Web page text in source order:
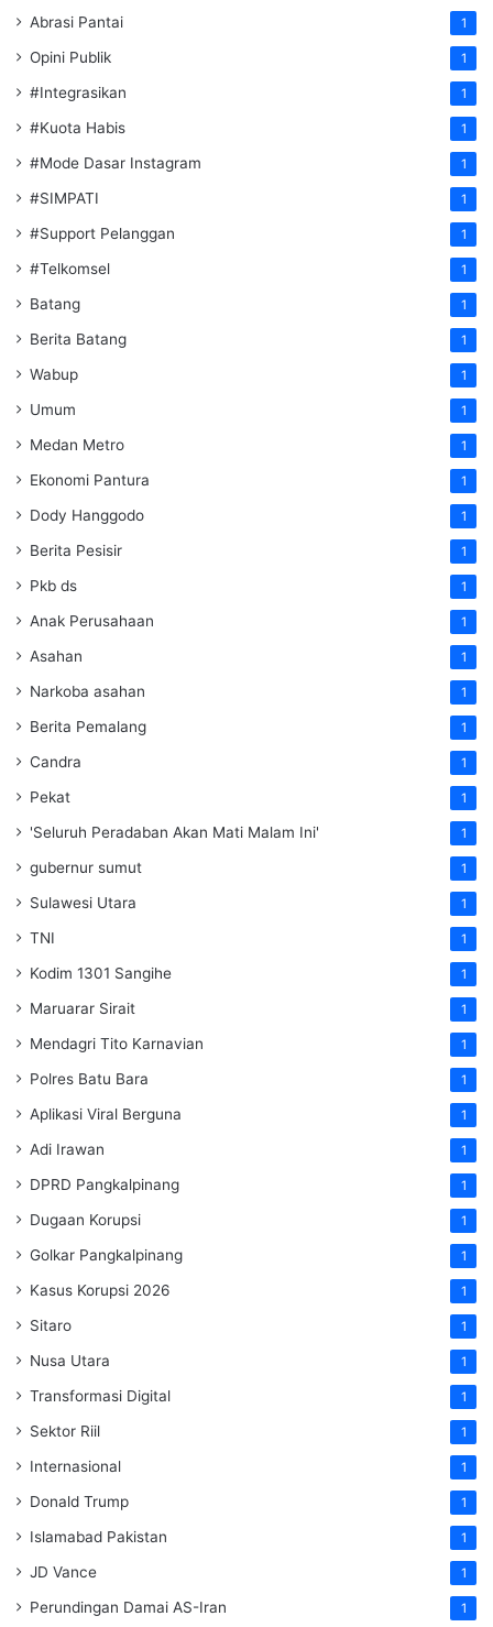
Abrasi Pantai 1
Opini Publik 1
#Integrasikan 1
#Kuota Habis 1
#Mode Dasar Instagram 1
#SIMPATI 1
#Support Pelanggan 1
#Telkomsel 1
Batang 1
Berita Batang 1
Wabup 1
Umum 1
Medan Metro 1
Ekonomi Pantura 1
Dody Hanggodo 1
Berita Pesisir 1
Pkb ds 1
Anak Perusahaan 1
Asahan 1
Narkoba asahan 1
Berita Pemalang 1
Candra 1
Pekat 1
'Seluruh Peradaban Akan Mati Malam Ini' 1
gubernur sumut 1
Sulawesi Utara 1
TNI 1
Kodim 1301 Sangihe 1
Maruarar Sirait 1
Mendagri Tito Karnavian 1
Polres Batu Bara 1
Aplikasi Viral Berguna 1
Adi Irawan 1
DPRD Pangkalpinang 1
Dugaan Korupsi 1
Golkar Pangkalpinang 1
Kasus Korupsi 2026 1
Sitaro 1
Nusa Utara 1
Transformasi Digital 1
Sektor Riil 1
Internasional 1
Donald Trump 1
Islamabad Pakistan 1
JD Vance 1
Perundingan Damai AS-Iran 1